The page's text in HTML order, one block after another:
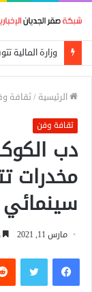
الرئيسية /ثقافة
ثقافة وفن
دب
مخدرات
سينمائي
مارس 11, 2021
فيسبوكتويتر